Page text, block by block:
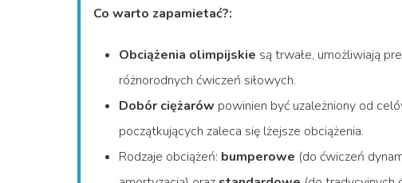
Co warto zapamietać?:
Obciążenia olimpijskie są trwałe, umożliwiają
różnorodnych ćwiczeń siłowych.
Dobór ciężarów powinien być uzależniony od
początkujących zaleca się lżejsze obciążenia.
Rodzaje obciążeń: bumperowe (do ćwiczeń